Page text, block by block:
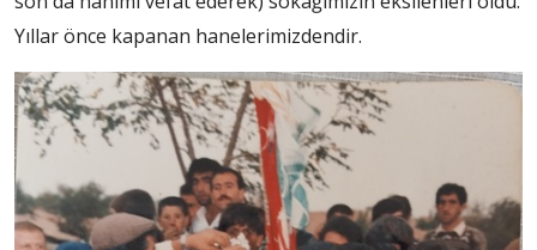
Yıllar önce kapanan hanelerimizdendir.